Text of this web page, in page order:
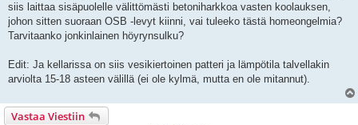
siis laittaa sisäpuolelle välittömästi betoniharkkoa vasten koolauksen,
johon sitten suoraan OSB -levyt kiinni, vai tuleeko tästä homeongelmia?
Tarvitaanko jonkinlainen höyrynsulku?
Edit: Ja kellarissa on siis vesikiertoinen patteri ja lämpötila talvellakin
arviolta 15-18 asteen välillä (ei ole kylmä, mutta en ole mitannut).
Vastaa Viestiin